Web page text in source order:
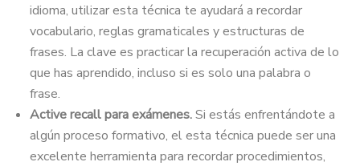
idioma, utilizar esta técnica te ayudará a recordar
vocabulario, reglas gramaticales y estructuras de
frases. La clave es practicar la recuperación activa de lo
que has aprendido, incluso si es solo una palabra o
frase.
Active recall para exámenes.Si estás enfrentándote a
algún proceso formativo, el esta técnica puede ser una
excelente herramienta para recordar procedimientos,